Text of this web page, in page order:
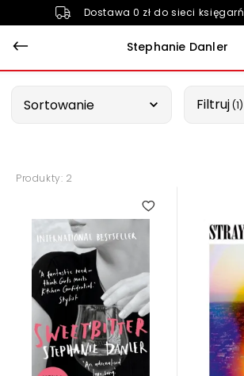
Dostawa 0 zł do sieci księgarń
Stephanie Danler
Sortowanie Filtruj (1)
Produkty: 2